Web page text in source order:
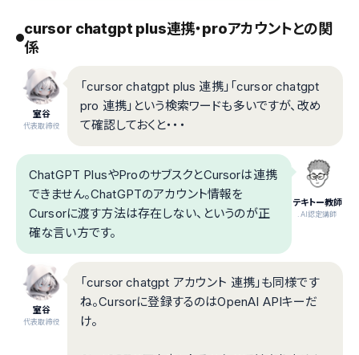
cursor chatgpt plus連携・proアカウントとの関
係
室谷
代表取締役
「cursor chatgpt plus 連携」「cursor chatgpt
pro 連携」という検索ワードも多いですが、改め
て確認しておくと・・・
テキトー教師
.AI認定講師
ChatGPT PlusやProのサブスクとCursorは連携
できません。ChatGPTのアカウント情報を
Cursorに渡す方法は存在しない、というのが正
確な言い方です。
室谷
代表取締役
「cursor chatgpt アカウント 連携」も同様です
ね。Cursorに登録するのはOpenAI APIキーだ
け。